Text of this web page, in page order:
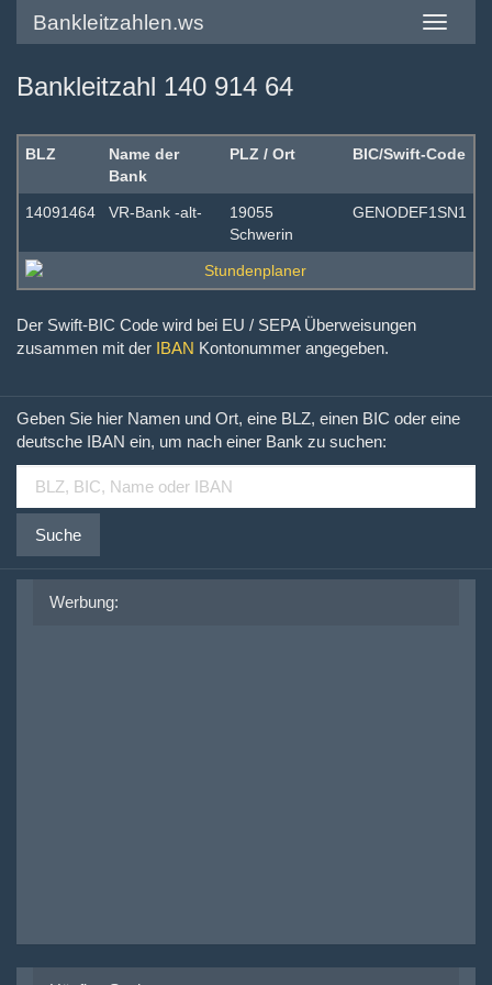
Toggle
Bankleitzahlen.ws
Bankleitzahl 140 914 64
BLZ
Name der
Bank
PLZ / Ort BIC/Swift-Code
14091464 VR-Bank -alt-
19055
Schwerin
GENODEF1SN1
Der Swift-BIC Code wird bei EU / SEPA Überweisungen
zusammen mit der IBAN Kontonummer angegeben.
Geben Sie hier Namen und Ort, eine BLZ, einen BIC oder eine
deutsche IBAN ein, um nach einer Bank zu suchen:
Suche
Werbung: